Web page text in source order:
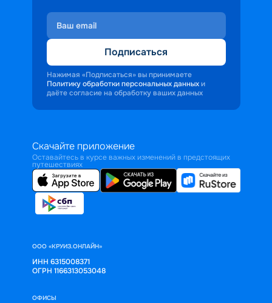
Подписаться
Нажимая «Подписаться» вы принимаете
Политику обработки персональных данных и
даёте согласие на обработку ваших данных
Скачайте приложение
Оставайтесь в курсе важных изменений в предстоящих
путешествиях
ООО «КРУИЗ.ОНЛАЙН»
ИНН 6315008371
ОГРН 1166313053048
ОФИСЫ